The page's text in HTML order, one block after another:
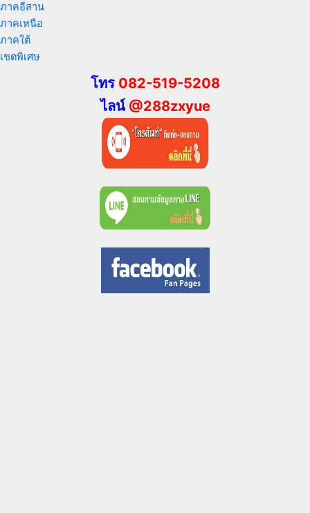
ภาคอีสาน
ภาคเหนือ
ภาคใต้
เขตพิเศษ
โทร 082-519-5208
ไลน์ @288zxyue